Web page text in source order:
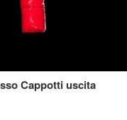
Cappotti uscita